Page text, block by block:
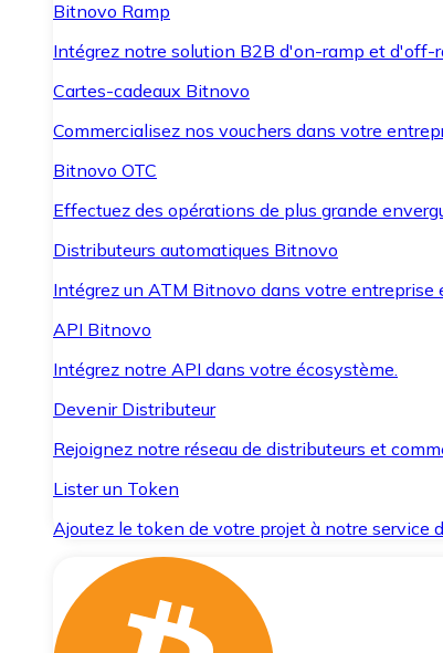
Bitnovo Ramp
Intégrez notre solution B2B d'on-ramp et d'off-
Cartes-cadeaux Bitnovo
Commercialisez nos vouchers dans votre
Bitnovo OTC
Effectuez des opérations de plus grande
Distributeurs automatiques Bitnovo
Intégrez un ATM Bitnovo dans votre
API Bitnovo
Intégrez notre API dans votre écosystème.
Devenir Distributeur
Rejoignez notre réseau de distributeurs et
Lister un Token
Ajoutez le token de votre projet à notre service